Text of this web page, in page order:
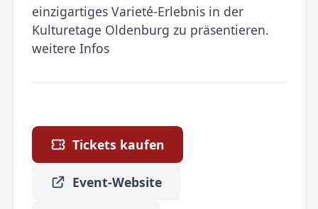
einzigartiges Varieté-Erlebnis in der
Kulturetage Oldenburg zu präsentieren.
weitere Infos
Tickets kaufen
Event-Website